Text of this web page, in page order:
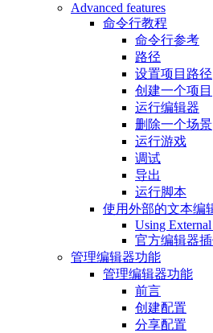
Advanced features
命令行教程
命令行参考
路径
设置项目路径
创建一个项目
运行编辑器
删除一个场景
运行游戏
调试
导出
运行脚本
使用外部的文本编
Using
官方编辑器
管理编辑器功能
管理编辑器功能
前言
创建配置
分享配置